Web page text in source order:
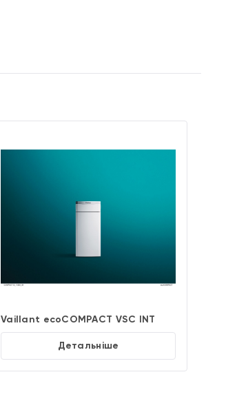
Vaillant ecoCOMPACT VSC INT
Детальніше